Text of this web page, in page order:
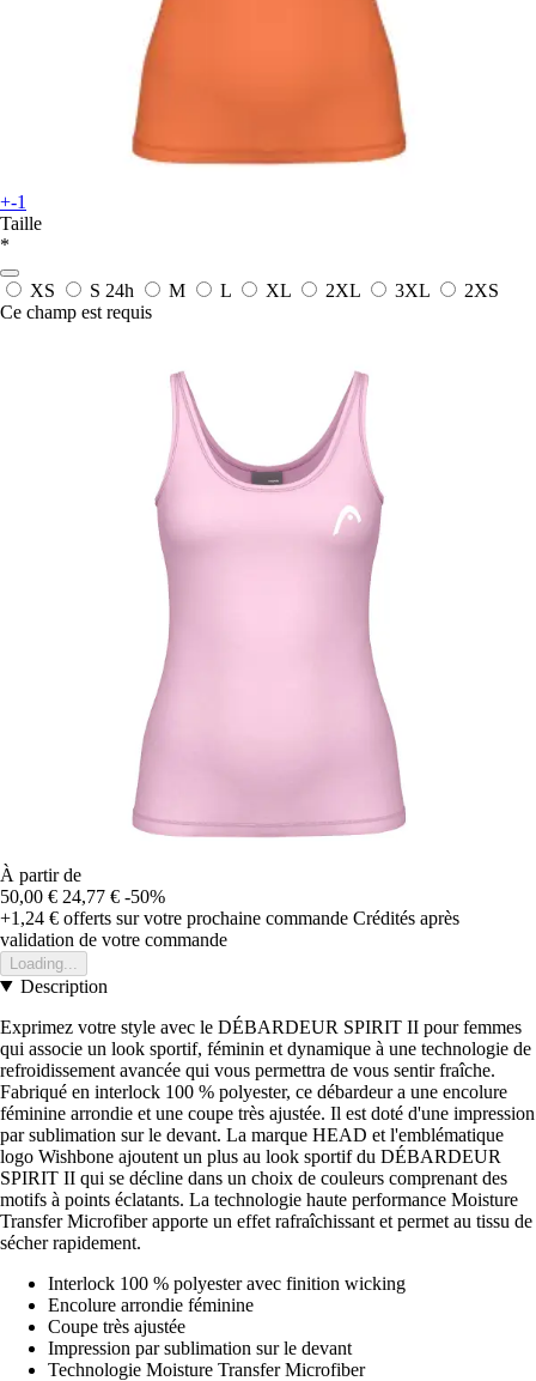
+-1
Taille
*
XS S 24h M L XL 2XL 3XL
2XS
Ce champ est requis
À partir de
50,00 € 24,77 € -50%
+1,24 € offerts sur votre prochaine commande Crédités après
validation de votre commande
Loading...
Description
Exprimez votre style avec le DÉBARDEUR SPIRIT II pour femmes
qui associe un look sportif, féminin et dynamique à une technologie de
refroidissement avancée qui vous permettra de vous sentir fraîche.
Fabriqué en interlock 100 % polyester, ce débardeur a une encolure
féminine arrondie et une coupe très ajustée. Il est doté d'une impression
par sublimation sur le devant. La marque HEAD et l'emblématique
logo Wishbone ajoutent un plus au look sportif du DÉBARDEUR
SPIRIT II qui se décline dans un choix de couleurs comprenant des
motifs à points éclatants. La technologie haute performance Moisture
Transfer Microfiber apporte un effet rafraîchissant et permet au tissu de
sécher rapidement.
Interlock 100 % polyester avec finition wicking
Encolure arrondie féminine
Coupe très ajustée
Impression par sublimation sur le devant
Technologie Moisture Transfer Microfiber